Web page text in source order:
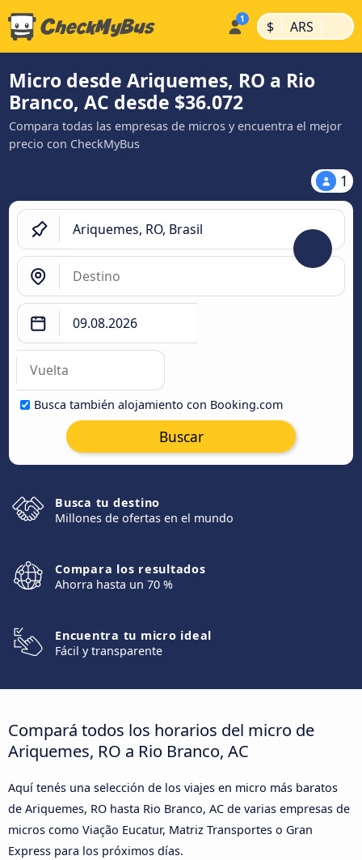
$ | ARS |
Micro desde Ariquemes, RO a Rio
Branco, AC desde $36.072
Compara todas las empresas de micros y encuentra el mejor
precio con CheckMyBus
1
Busca también alojamiento con Booking.com
Buscar
Busca tu destino
Millones de ofertas en el mundo
Compara los resultados
Ahorra hasta un 70 %
Encuentra tu micro ideal
Fácil y transparente
Compará todos los horarios del micro de
Ariquemes, RO a Rio Branco, AC
Aquí tenés una selección de los viajes en micro más baratos
de Ariquemes, RO hasta Rio Branco, AC de varias empresas de
micros como Viação Eucatur, Matriz Transportes o Gran
Express para los próximos días.